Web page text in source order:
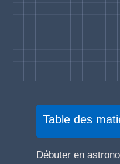
Table des
Débuter en